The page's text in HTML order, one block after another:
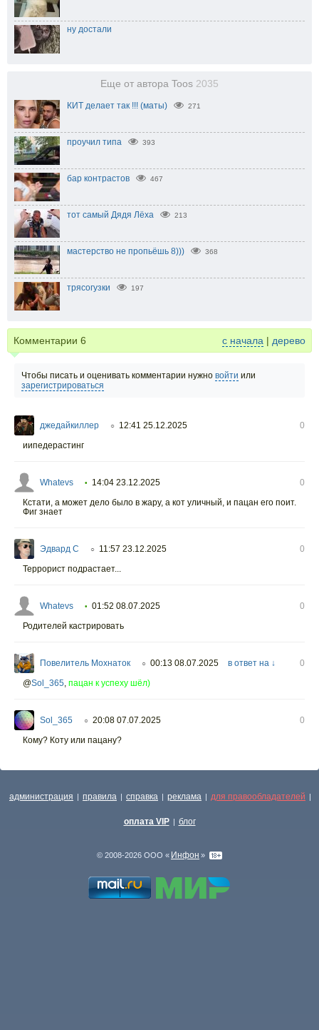
ну достали
Еще от автора Toos 2035
КИТ делает так !!! (маты) 271
проучил типа 393
бар контрастов 467
тот самый Дядя Лёха 213
мастерство не пропьёшь 8))) 368
трясогузки 197
Комментарии 6 с начала | дерево
Чтобы писать и оценивать комментарии нужно войти или
зарегистрироваться
джедайкиллер ○ 12:41 25.12.2025
0
иипедерастинг
Whatevs • 14:04 23.12.2025
0
Кстати, а может дело было в жару, а кот уличный, и пацан его поит.
Фиг знает
Эдвард С ○ 11:57 23.12.2025
0
Террорист подрастает...
Whatevs • 01:52 08.07.2025
0
Родителей кастрировать
Повелитель Мохнаток ○ 00:13 08.07.2025 в ответ на ↓
0
@Sol_365 пацан к успеху шёл)
Sol_365 ○ 20:08 07.07.2025
0
Кому? Коту или пацану?
администрация | правила | справка | реклама | для правообладателей |
оплата VIP | блог
© 2008-2026 ООО « Инфон »